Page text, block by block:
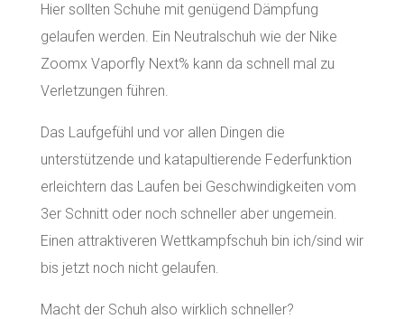
Hier sollten Schuhe mit genügend Dämpfung
gelaufen werden. Ein Neutralschuh wie der Nike
Zoomx Vaporfly Next% kann da schnell mal zu
Verletzungen führen.
Das Laufgefühl und vor allen Dingen die
unterstützende und katapultierende Federfunktion
erleichtern das Laufen bei Geschwindigkeiten vom
3er Schnitt oder noch schneller aber ungemein.
Einen attraktiveren Wettkampfschuh bin ich/sind wir
bis jetzt noch nicht gelaufen.
Macht der Schuh also wirklich schneller?